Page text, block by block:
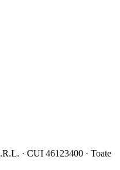
· CUI 46123400 · Toate